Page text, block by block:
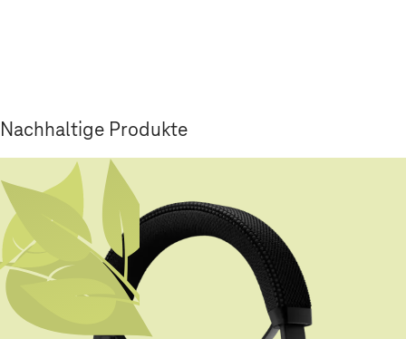
Nachhaltige Produkte